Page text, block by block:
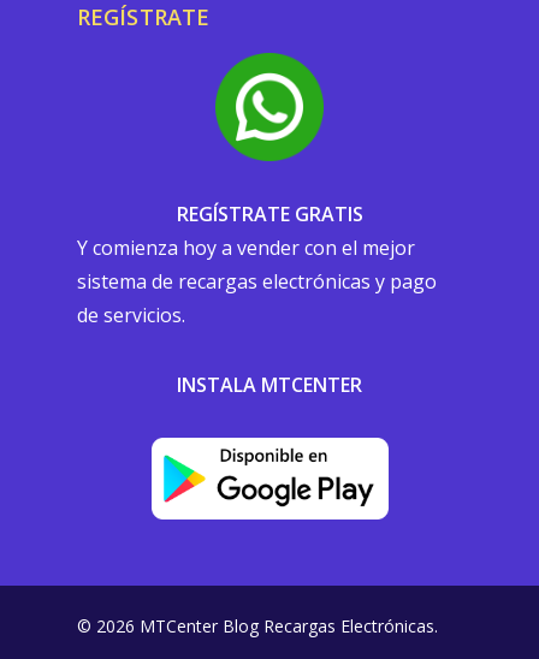
REGÍSTRATE
REGÍSTRATE GRATIS
Y comienza hoy a vender con el mejor
sistema de recargas electrónicas y pago
de servicios.
INSTALA MTCENTER
© 2026 MTCenter Blog Recargas Electrónicas.